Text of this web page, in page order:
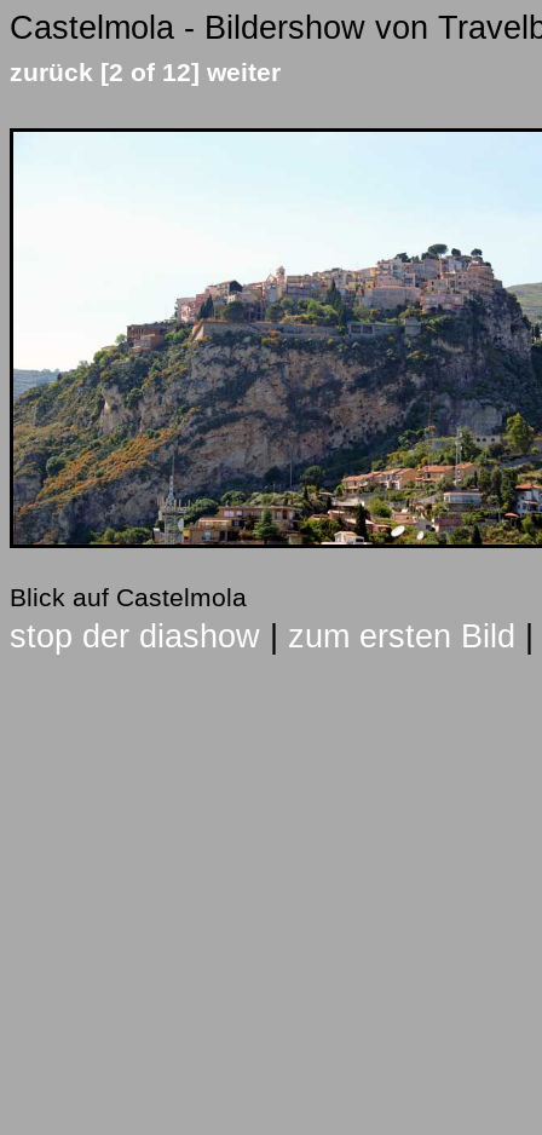
Castelmola - Bildershow von
zurück [2 of 12] weiter
Blick auf Castelmola
stop der diashow zum ersten Bild